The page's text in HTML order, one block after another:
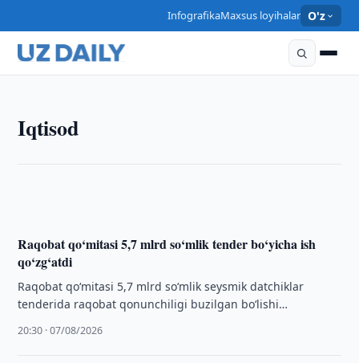
InfografikaMaxsus loyihalar O'z
Iqtisod
Oʻzbekiston va JICA erkin iqtisodiy zonalarni
rivojlantirish boʻyicha hamkorlikni kengaytirmoqda
Raqobat qo‘mitasi 5,7 mlrd so‘mlik tender bo‘yicha ish
qo‘zg‘atdi
Raqobat qo‘mitasi 5,7 mlrd so‘mlik seysmik datchiklar
tenderida raqobat qonunchiligi buzilgan bo‘lishi
20:30 · 07/08/2026